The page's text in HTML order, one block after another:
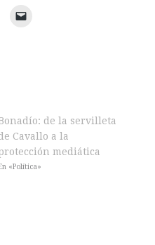
de la servilleta
Cavallo a la
mediática
«Política»